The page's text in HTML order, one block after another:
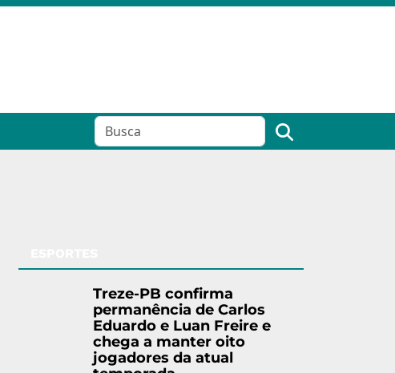
Treze-PB confirma
permanência de Carlos
Eduardo e Luan Freire e
chega a manter oito
jogadores da atual